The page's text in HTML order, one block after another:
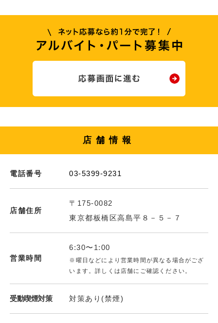
店舗情報
電話番号 03-5399-9231
店舗住所
〒175-0082
東京都板橋区高島平８－５－７
営業時間
6:30〜1:00
※曜日などにより営業時間が異なる場合がござ
います。詳しくは店舗にご確認ください。
受動喫煙対策 対策あり(禁煙)